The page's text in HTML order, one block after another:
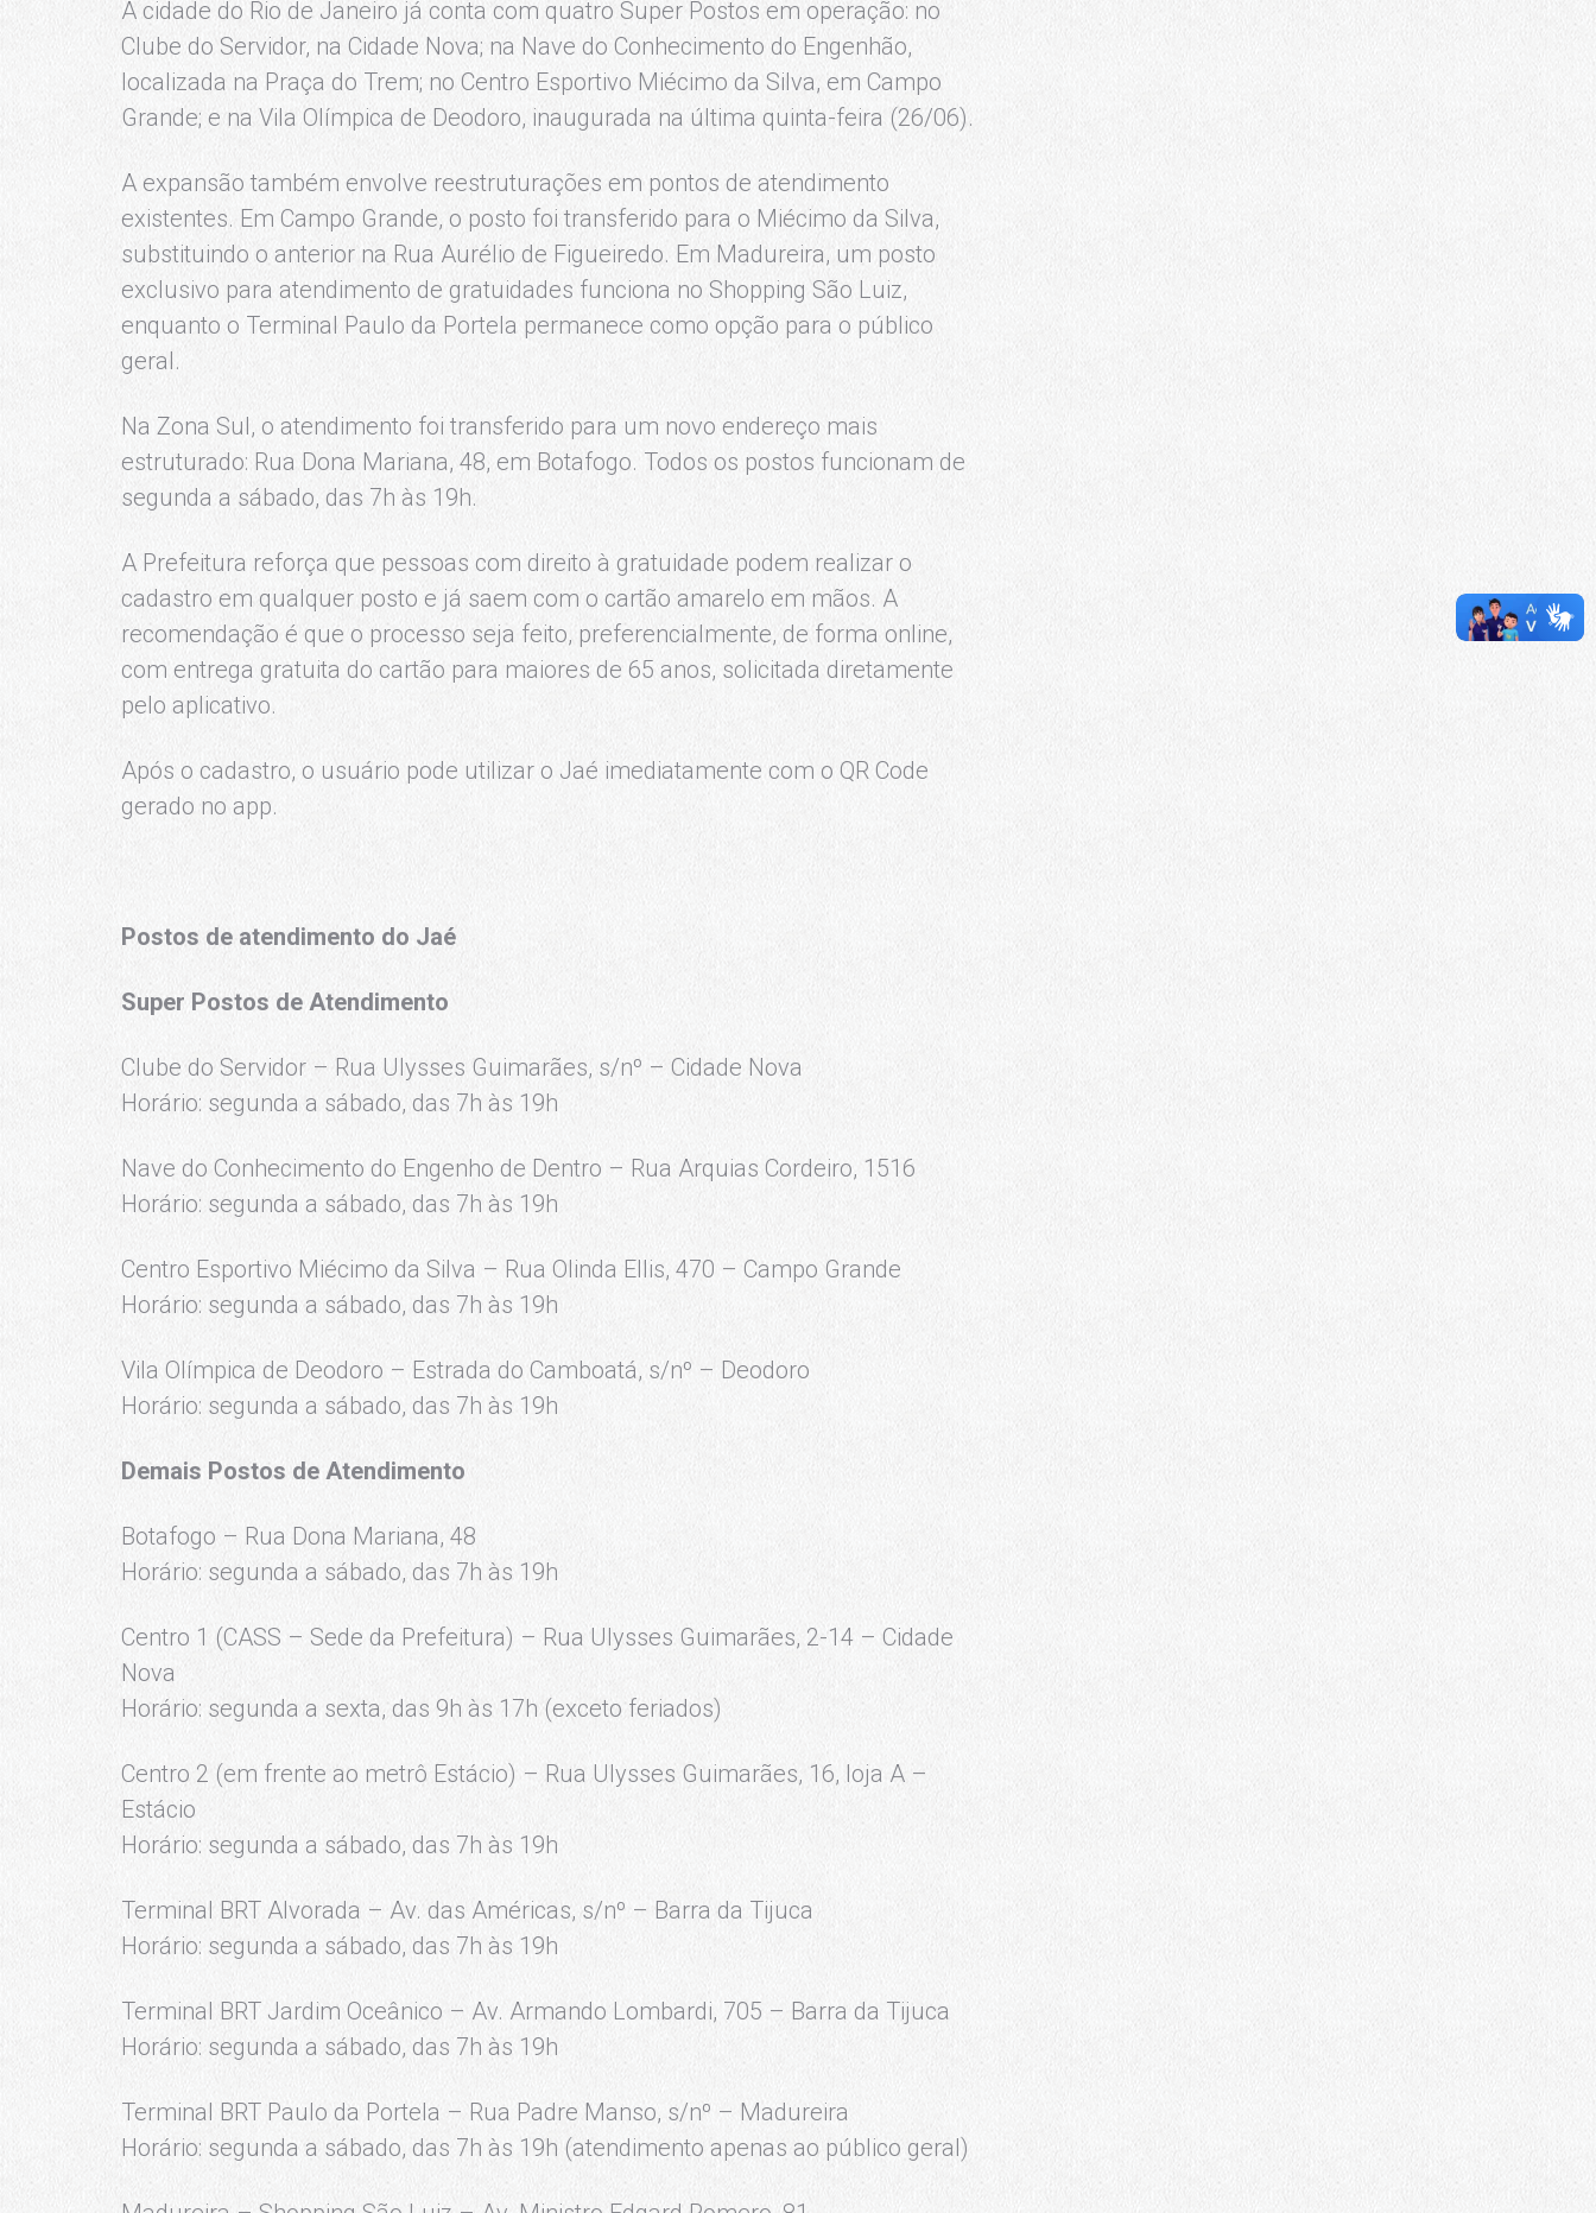
A cidade do Rio de Janeiro já conta com quatro Super Postos em operação: no
Clube do Servidor, na Cidade Nova; na Nave do Conhecimento do Engenhão,
localizada na Praça do Trem; no Centro Esportivo Miécimo da Silva, em Campo
Grande; e na Vila Olímpica de Deodoro, inaugurada na última quinta-feira (26/06).
A expansão também envolve reestruturações em pontos de atendimento
existentes. Em Campo Grande, o posto foi transferido para o Miécimo da Silva,
substituindo o anterior na Rua Aurélio de Figueiredo. Em Madureira, um posto
exclusivo para atendimento de gratuidades funciona no Shopping São Luiz,
enquanto o Terminal Paulo da Portela permanece como opção para o público
geral.
Na Zona Sul, o atendimento foi transferido para um novo endereço mais
estruturado: Rua Dona Mariana, 48, em Botafogo. Todos os postos funcionam de
segunda a sábado, das 7h às 19h.
A Prefeitura reforça que pessoas com direito à gratuidade podem realizar o
cadastro em qualquer posto e já saem com o cartão amarelo em mãos. A
recomendação é que o processo seja feito, preferencialmente, de forma online,
com entrega gratuita do cartão para maiores de 65 anos, solicitada diretamente
pelo aplicativo.
Após o cadastro, o usuário pode utilizar o Jaé imediatamente com o QR Code
gerado no app.
Postos de atendimento do Jaé
Super Postos de Atendimento
Clube do Servidor – Rua Ulysses Guimarães, s/nº – Cidade Nova
Horário: segunda a sábado, das 7h às 19h
Nave do Conhecimento do Engenho de Dentro – Rua Arquias Cordeiro, 1516
Horário: segunda a sábado, das 7h às 19h
Centro Esportivo Miécimo da Silva – Rua Olinda Ellis, 470 – Campo Grande
Horário: segunda a sábado, das 7h às 19h
Vila Olímpica de Deodoro – Estrada do Camboatá, s/nº – Deodoro
Horário: segunda a sábado, das 7h às 19h
Demais Postos de Atendimento
Botafogo – Rua Dona Mariana, 48
Horário: segunda a sábado, das 7h às 19h
Centro 1 (CASS – Sede da Prefeitura) – Rua Ulysses Guimarães, 2-14 – Cidade
Nova
Horário: segunda a sexta, das 9h às 17h (exceto feriados)
Centro 2 (em frente ao metrô Estácio) – Rua Ulysses Guimarães, 16, loja A –
Estácio
Horário: segunda a sábado, das 7h às 19h
Terminal BRT Alvorada – Av. das Américas, s/nº – Barra da Tijuca
Horário: segunda a sábado, das 7h às 19h
Terminal BRT Jardim Oceânico – Av. Armando Lombardi, 705 – Barra da Tijuca
Horário: segunda a sábado, das 7h às 19h
Terminal BRT Paulo da Portela – Rua Padre Manso, s/nº – Madureira
Horário: segunda a sábado, das 7h às 19h (atendimento apenas ao público geral)